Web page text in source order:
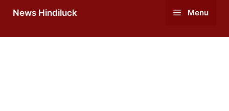
News Hindiluck Menu